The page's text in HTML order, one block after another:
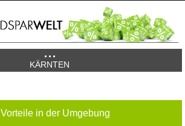
KÄRNTEN
Vorteile in der Umgebung